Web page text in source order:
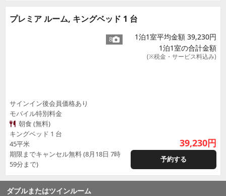
プレミア ルーム, キングベッド 1 台
8
サインイン後会員価格あり
モバイル特別料金
朝食 (無料)
キングベッド 1 台
45平米
期限までキャンセル無料 (8月18日 7時
59分まで)
1泊1室平均金額 39,230円
1泊1室の合計金額
(※税金・サービス料込み)
39,230円
予約する
ダブルまたはツインルーム